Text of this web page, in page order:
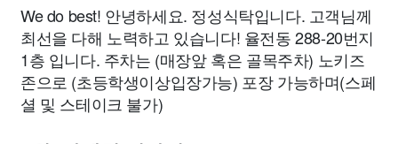
We do best! 안녕하세요. 정성식탁입니다. 고객님께
최선을 다해 노력하고 있습니다! 율전동 288-20번지
1층 입니다. 주차는 (매장앞 혹은 골목주차) 노키즈
존으로 (초등학생이상입장가능) 포장 가능하며(스페
셜 및 스테이크 불가)